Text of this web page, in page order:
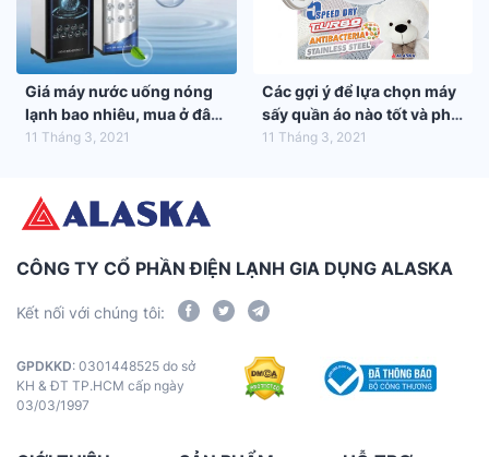
Giá máy nước uống nóng
lạnh bao nhiêu, mua ở đâu
tốt nhất?
11 Tháng 3, 2021
Các gợi ý để lựa chọn máy
sấy quần áo nào tốt và phù
hợp nhất với gia đình bạn
11 Tháng 3, 2021
CÔNG TY CỔ PHẦN ĐIỆN LẠNH GIA DỤNG ALASKA
Kết nối với chúng tôi:
GPDKKD: 0301448525 do sở
KH & ĐT TP.HCM cấp ngày
03/03/1997